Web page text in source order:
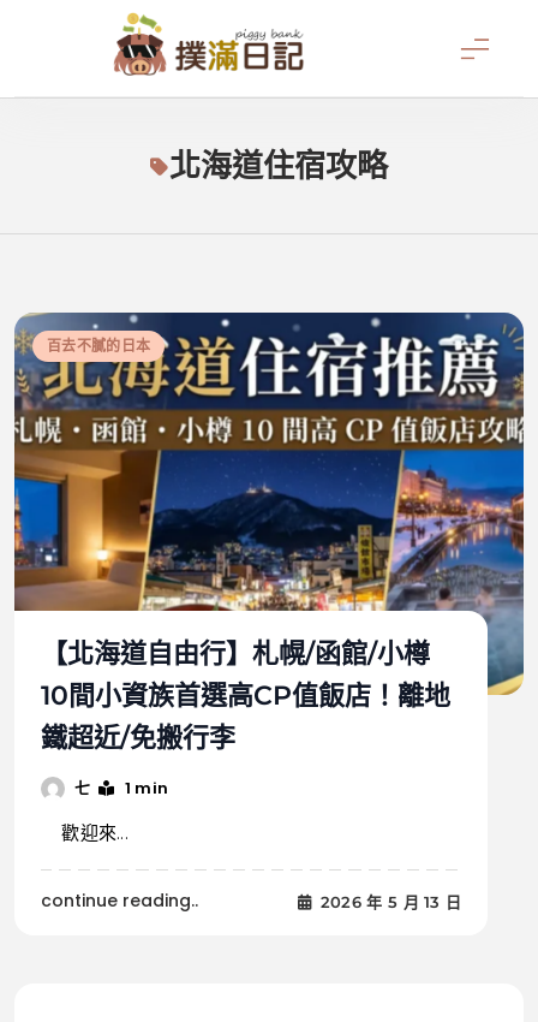
撲滿日記
北海道住宿攻略
百去不膩的日本
【北海道自由行】札幌/函館/小樽
10間小資族首選高CP值飯店！離地
鐵超近/免搬行李
七 1 min
歡迎來...
continue reading.. 2026 年 5 月 13 日